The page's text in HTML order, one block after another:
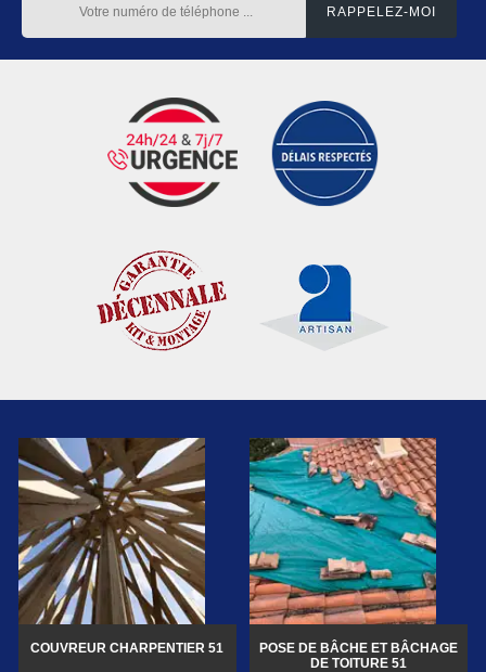
COUVREUR CHARPENTIER 51
POSE DE BÂCHE ET BÂCHAGE
DE TOITURE 51